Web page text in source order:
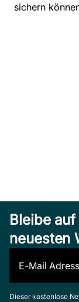
sichern
Bleibe
neuesten
Dieser kostenlose